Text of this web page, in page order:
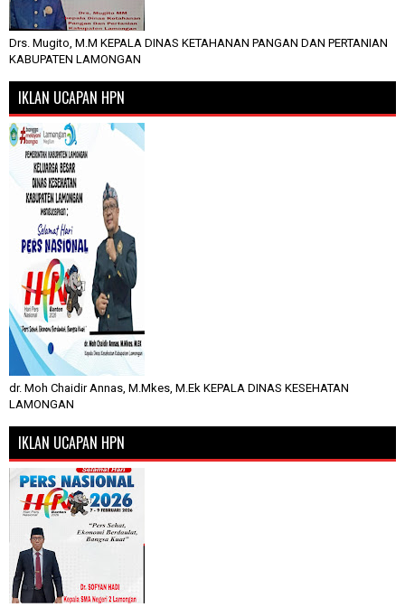
Drs. Mugito, M.M KEPALA DINAS KETAHANAN PANGAN DAN PERTANIAN
KABUPATEN LAMONGAN
IKLAN UCAPAN HPN
dr. Moh Chaidir Annas, M.Mkes, M.Ek KEPALA DINAS KESEHATAN
LAMONGAN
IKLAN UCAPAN HPN